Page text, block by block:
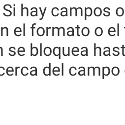
Si hay
el formato o
se bloquea
del